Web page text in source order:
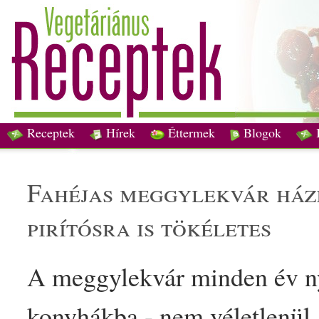
Receptek Hírek Éttermek Blogok
fahéjas meggylekvár
pirítósra is tökéletes
A meggylekvárminden év